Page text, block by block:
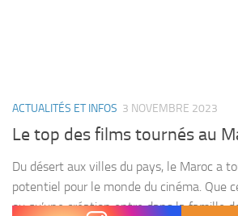
ACTUALITÉS ET INFOS 3 NOVEMBRE 2023
Le top des films tournés au
Du désert aux villes du pays, le Maroc a
potentiel pour le monde du cinéma. Que
ou qu’une création entre dans la famille